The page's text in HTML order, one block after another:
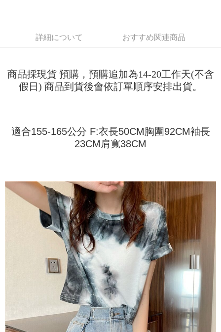
2. 支払い方法で「OP Pay Later」を選択すると、注文が成立した後に自動
的に OP Pay Later の取引プロセスに移行し、携帯番号を確認後、分割払
いの回数や支払い期限を選択し、支払いを確認すると取引が完了します。
合、注文は自動的にキャンセルされます。「転専審査」に未通過の状況が
発生した場合は、システムの評価基準に達していないことを意味し、評価
内容についての説明はいたしかねます。
1. 分割払いの金額は電信請求書に統合されず、「OP Pay Later」は毎月の
締め日後に支払いリマインダーのSMSを送信します。
2. SMSのリンクを通じて請求書を開いた後、「コンビニバーコード／台湾
大直営店舗／銀行振込／街口支払い／iPASS MONEY」などのチャネルで
支払いを選択できます。
1. 本サービスは「台湾大哥大株式会社」（以下「当社」といいます）によ
って提供され、ユーザーが取引時に本サービスを通じて商品やサービスを
購入できるようにし、店舗が売買／分割払い売買の債権を当社に譲渡した
後、契約に基づいて当社の請求書で帳款を支払うことになります。
2. 「OP Pay Later」を利用する契約関係の目的から、店舗はあなたの個人
情報（名前、電話または住所を含む）を台湾大哥大に提供し、収集、処理
および利用するために、当社があなた本人と分割請求書に必要な情報の確
認、照合および修正を行います。
3. 完全なユーザーサービス規約については、以下のリンクを参照してくだ
https://oppay.tw/userRule
一、 AFTEE代金後払いについて
1.お支払い方法でAFTEE代金後払いを選択すると、携帯電話認証ウィンド
4.ご注文が完了すると、携帯に支払い通知のSMSが届きます。アプリ会員
の場合は、AFTEE アプリプッシュ通知が届きます。
5.商品受け取り時のお支払いは不要です。商品を確かめてから、SMSまた
代金納付期限は最短で 14 日以内ですので、ご注意ください。AFTEE アプ
リをダウンロードして AFTEE 会員になるとお支払い期限を最長 45 日以内
まで延長できます。
お支払期限は、ショップが請求した期日と、AFTEEで延長できる日数をも
とに計算されます。AFTEEで注文すると、商品を受け取るまで支払い期限
を延長できますが、商品を期限内に受け取れない場合があります（例：予
約商品や商品到着日が比較的遅い商品）。そのため、商品到着の有無に関
わらず、AFTEEで指定された期限内にお支払いください。
二、支払い限度額
1.初回 AFTEEを ご利用の際に、認証結果及び当社の審査の結果に基づ
き、限度額が設定されます。
2.決済金額は最低NT$20です。
3.現在、台湾の会員のみご利用いただけます。
三、利用規約「AFTEE代金後払い」（以下当サービスという）はネットプ
ATM払い
全家取貨付款
配送毎にNT$45
7-11取貨付款
配送毎にNT$45、NT$499以上で送料無料
付款 後7-11取貨
配送毎にNT$45、NT$499以上で送料無料
配送毎にNT$70、NT$499以上で送料無料
詳細について おすすめ関連商品
商品採現貨 預購，預購追加為14-20工作天(不含
假日) 商品到貨後會依訂單順序安排出貨。
適合155-165公分 F:衣長50CM胸圍92CM袖長
23CM肩寬38CM